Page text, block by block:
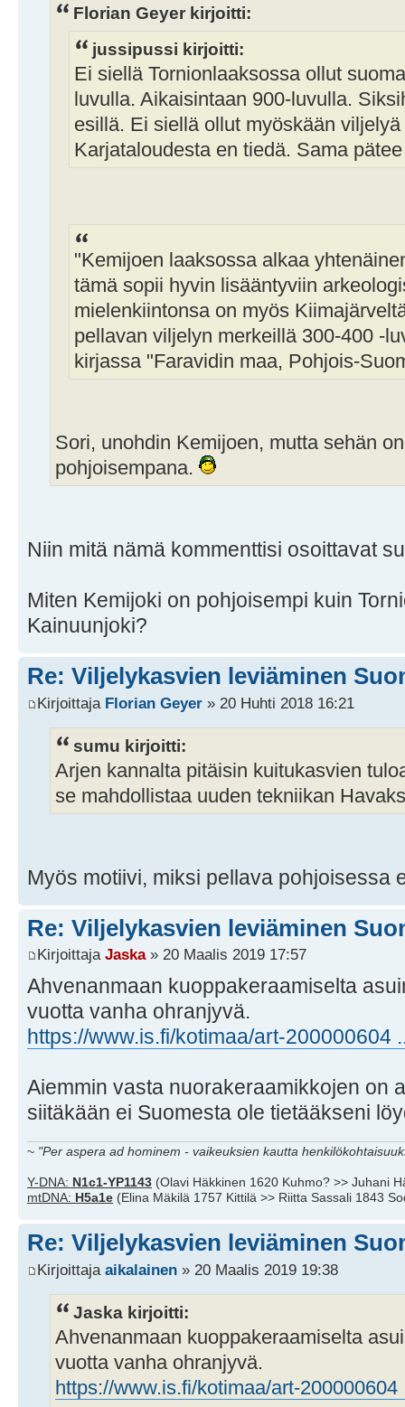
Florian Geyer kirjoitti:
jussipussi kirjoitti:
Ei siellä Tornionlaaksossa ollut
luvulla. Aikaisintaan 900-luvulla.
esillä. Ei siellä ollut myöskään
Karjataloudesta en tiedä. Sama
"Kemijoen laaksossa alkaa
tämä sopii hyvin lisääntyviin
mielenkiintonsa on myös
pellavan viljelyn merkeillä 300-400 -
kirjassa "Faravidin maa, Pohjois-
Sori, unohdin Kemijoen, mutta sehän
pohjoisempana.
Niin mitä nämä kommenttisi osoittavat
Miten Kemijoki on pohjoisempi kuin
Kainuunjoki?
Re: Viljelykasvien leviäminen
Kirjoittaja Florian Geyer » 20 Huhti 2018 16:21
sumu kirjoitti:
Arjen kannalta pitäisin kuitukasvien
se mahdollistaa uuden tekniikan
Myös motiivi, miksi pellava pohjoisessa
Re: Viljelykasvien leviäminen
Kirjoittaja Jaska» 20 Maalis 2019 17:57
Ahvenanmaan kuoppakeraamiselta
vuotta vanha ohranjyvä.
https://www.is.fi/kotimaa/art-200000604
Aiemmin vasta nuorakeraamikkojen on
siitäkään ei Suomesta ole tietääkseni
~ "Per aspera ad hominem - vaikeuksien kautta
Y-DNA: N1c1-YP1143 (Olavi Häkkinen 1620 Kuhmo? >> Juhani
mtDNA: H5a1e (Elina Mäkilä 1757 Kittilä >> Riitta Sassali 1843
Re: Viljelykasvien leviäminen
Kirjoittaja aikalainen » 20 Maalis 2019 19:38
Jaska kirjoitti:
Ahvenanmaan kuoppakeraamiselta
vuotta vanha ohranjyvä.
https://www.is.fi/kotimaa/art-